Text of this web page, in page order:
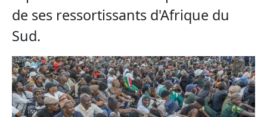
de ses ressortissants d'Afrique du
Sud.